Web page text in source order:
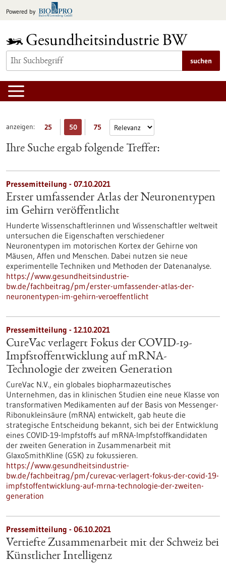
Inhalt
Powered by
suchen
anzeigen: 25 50 75
Ihre Suche ergab folgende Treffer:
Pressemitteilung - 07.10.2021
Erster umfassender Atlas der Neuronentypen
im Gehirn veröffentlicht
Hunderte Wissenschaftlerinnen und Wissenschaftler weltweit
untersuchen die Eigenschaften verschiedener
Neuronentypen im motorischen Kortex der Gehirne von
Mäusen, Affen und Menschen. Dabei nutzen sie neue
experimentelle Techniken und Methoden der Datenanalyse.
https://www.gesundheitsindustrie-
bw.de/fachbeitrag/pm/erster-umfassender-atlas-der-
neuronentypen-im-gehirn-veroeffentlicht
Pressemitteilung - 12.10.2021
CureVac verlagert Fokus der COVID-19-
Impfstoffentwicklung auf mRNA-
Technologie der zweiten Generation
CureVac N.V., ein globales biopharmazeutisches
Unternehmen, das in klinischen Studien eine neue Klasse von
transformativen Medikamenten auf der Basis von Messenger-
Ribonukleinsäure (mRNA) entwickelt, gab heute die
strategische Entscheidung bekannt, sich bei der Entwicklung
eines COVID-19-Impfstoffs auf mRNA-Impfstoffkandidaten
der zweiten Generation in Zusammenarbeit mit
GlaxoSmithKline (GSK) zu fokussieren.
https://www.gesundheitsindustrie-
bw.de/fachbeitrag/pm/curevac-verlagert-fokus-der-covid-19-
impfstoffentwicklung-auf-mrna-technologie-der-zweiten-
generation
Pressemitteilung - 06.10.2021
Vertiefte Zusammenarbeit mit der Schweiz bei
Künstlicher Intelligenz